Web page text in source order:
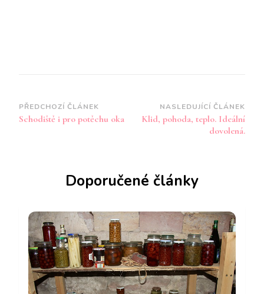
Navigace
příspěvku
PŘEDCHOZÍ ČLÁNEK
Schodiště i pro potěchu oka
NASLEDUJÍCÍ ČLÁNEK
Klid, pohoda, teplo. Ideální
dovolená.
Doporučené články